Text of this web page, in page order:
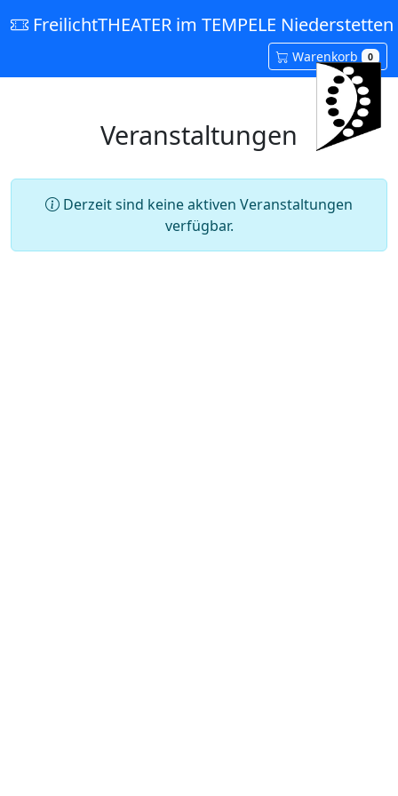
FreilichtTHEATER im TEMPELE Niederstetten
Warenkorb 0
Veranstaltungen
Derzeit sind keine aktiven Veranstaltungen
verfügbar.